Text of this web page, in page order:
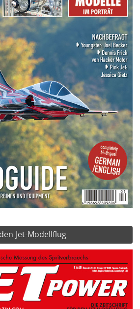
Jet-Modellflug